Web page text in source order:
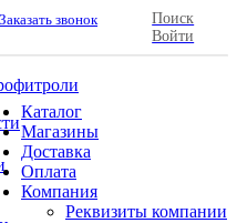
Заказать звонок
Поиск
Войти
Каталог
Магазины
Доставка
Оплата
Компания
Реквизиты компании